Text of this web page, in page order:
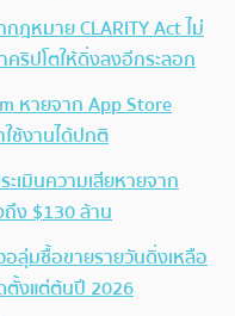
ฎหมาย CLARITY Act ไม่
ริปโตให้ดิ่งลงอีกระลอก
หายจาก App Store
ช้งานได้ปกติ
ะเมินความเสียหายจาก
ง $130 ล้าน
อลุ่มซื้อขายรายวันดิ่งเหลือ
งแต่ต้นปี 2026